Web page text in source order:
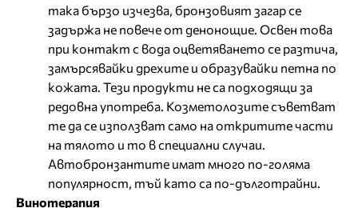
така бързо изчезва, бронзовият загар се
задържа не повече от денонощие. Освен това
при контакт с вода оцветяването се разтича,
замърсявайки дрехите и образувайки петна по
кожата. Тези продукти не са подходящи за
редовна употреба. Козметолозите съветват
те да се използват само на откритите части
на тялото и то в специални случаи.
Автобронзантите имат много по-голяма
популярност, тъй като са по-дълготрайни.
Винотерапия